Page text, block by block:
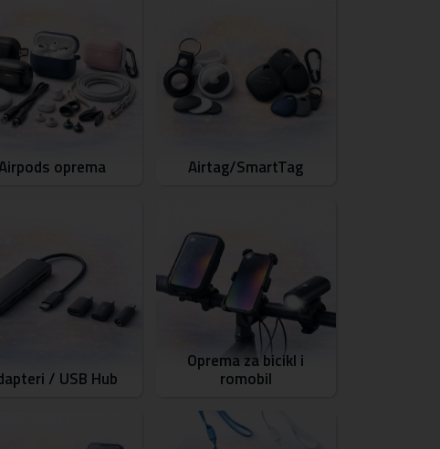
oprema Airtag/SmartTag
/ USB Hub
Oprema za bicikl i
romobil